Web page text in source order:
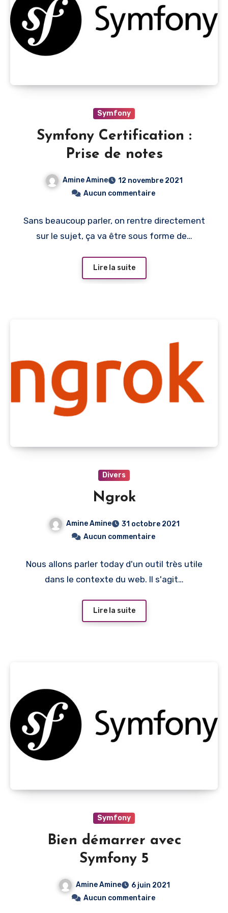
Symfony
Symfony Certification :
Prise de notes
Amine Amine
12 novembre 2021
Aucun commentaire
Sans beaucoup parler, on rentre directement
sur le sujet, ça va être sous forme de…
Lire la suite
Divers
Ngrok
Amine Amine
31 octobre 2021
Aucun commentaire
Nous allons parler today d'un outil très utile
dans le contexte du web. Il s'agit…
Lire la suite
Symfony
Bien démarrer avec
Symfony 5
Amine Amine
6 juin 2021
Aucun commentaire